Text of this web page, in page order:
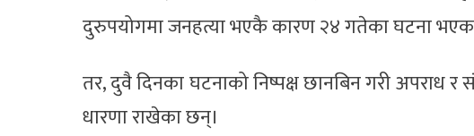
दुरुपयोगमा जनहत्या भएकै कारण २४ गतेका घटना
तर, दुवै दिनका घटनाको निष्पक्ष छानबिन गरी अपराध र
धारणा राखेका छन्।